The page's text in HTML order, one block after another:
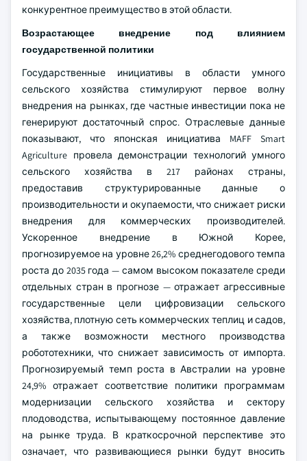
конкурентное преимущество в этой области.
Возрастающее внедрение под влиянием
государственной политики
Государственные инициативы в области умного
сельского хозяйства стимулируют первое волну
внедрения на рынках, где частные инвестиции пока не
генерируют достаточный спрос. Отраслевые данные
показывают, что японская инициатива MAFF Smart
Agriculture провела демонстрации технологий умного
сельского хозяйства в 217 районах страны,
предоставив структурированные данные о
производительности и окупаемости, что снижает риски
внедрения для коммерческих производителей.
Ускоренное внедрение в Южной Корее,
прогнозируемое на уровне 26,2% среднегодового темпа
роста до 2035 года — самом высоком показателе среди
отдельных стран в прогнозе — отражает агрессивные
государственные цели цифровизации сельского
хозяйства, плотную сеть коммерческих теплиц и садов,
а также возможности местного производства
робототехники, что снижает зависимость от импорта.
Прогнозируемый темп роста в Австралии на уровне
24,9% отражает соответствие политики программам
модернизации сельского хозяйства и сектору
плодоводства, испытывающему постоянное давление
на рынке труда. В краткосрочной перспективе это
означает, что развивающиеся рынки будут вносить